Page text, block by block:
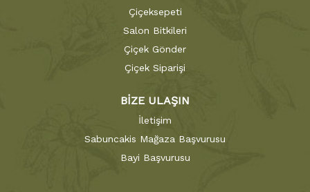
Çiçeksepeti
Salon Bitkileri
Çiçek Gönder
Çiçek Siparişi
BİZE ULAŞIN
İletişim
Sabuncakis Mağaza Başvurusu
Bayi Başvurusu